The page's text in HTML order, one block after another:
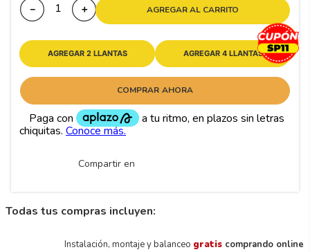
＋
－ AGREGAR AL CARRITO
AGREGAR 2 LLANTAS AGREGAR 4 LLANTAS
COMPRAR AHORA
Compartir en
Todas tus compras incluyen:
Instalación, montaje y balanceo gratis comprando online